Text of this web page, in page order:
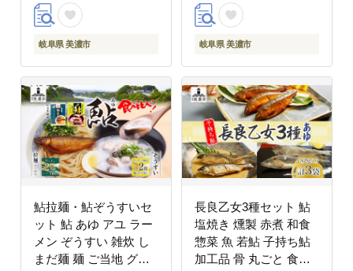
岐阜県 美濃市 岐阜県 美濃市
鮎拉麺・鮎ぞうすいセ
ット 鮎 あゆ アユ ラー
メン ぞうすい 雑炊 し
まだ麺 麺 ご当地 グル
長良乙女3種セット 鮎
塩焼き 燻製 赤煮 和食
惣菜 魚 若鮎 子持ち鮎
加工品 骨 丸ごと 食べ